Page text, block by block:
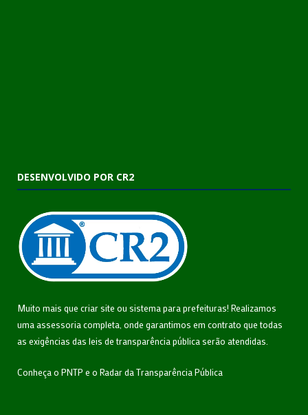
DESENVOLVIDO POR CR2
Muito mais que criar site ou sistema para prefeituras! Realizamos
uma assessoria completa, onde garantimos em contrato que todas
as exigências das leis de transparência pública serão atendidas.
Conheça o PNTP e o Radar da Transparência Pública